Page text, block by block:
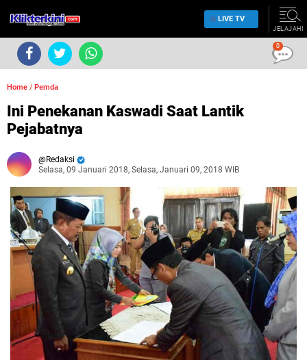
LIVE TV
JELAJAHI
Home / Pemda
Ini Penekanan Kaswadi Saat Lantik
Pejabatnya
Redaksi
Selasa, 09 Januari 2018, Selasa, Januari 09, 2018 WIB
0